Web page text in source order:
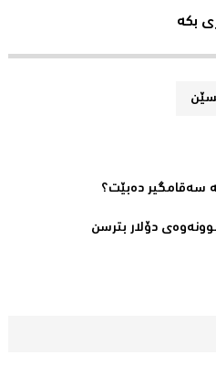
بکە
سەقامگیر دەبێت؟‌
دۆلار بترسن‌